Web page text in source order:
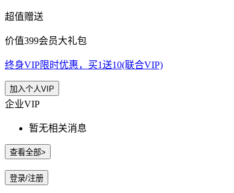
超值赠送
价值399会员大礼包
终身VIP限时优惠，买1送10(联合VIP)
加入个人VIP
企业VIP
暂无相关消息
查看全部>
登录/注册